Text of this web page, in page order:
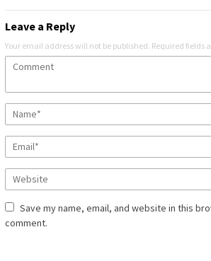
Leave a Reply
Your email address will not be published. Required fields
Save my name, email, and website in this
comment.